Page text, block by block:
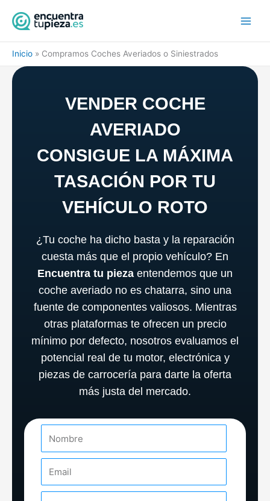
contenido
Inicio Compramos Coches Averiados o Siniestrados
VENDER COCHE
AVERIADO
CONSIGUE LA MÁXIMA
TASACIÓN POR TU
VEHÍCULO ROTO
¿Tu coche ha dicho basta y la reparación
cuesta más que el propio vehículo? En
Encuentra tu pieza entendemos que un
coche averiado no es chatarra, sino una
fuente de componentes valiosos. Mientras
otras plataformas te ofrecen un precio
mínimo por defecto, nosotros evaluamos el
potencial real de tu motor, electrónica y
piezas de carrocería para darte la oferta
más justa del mercado.